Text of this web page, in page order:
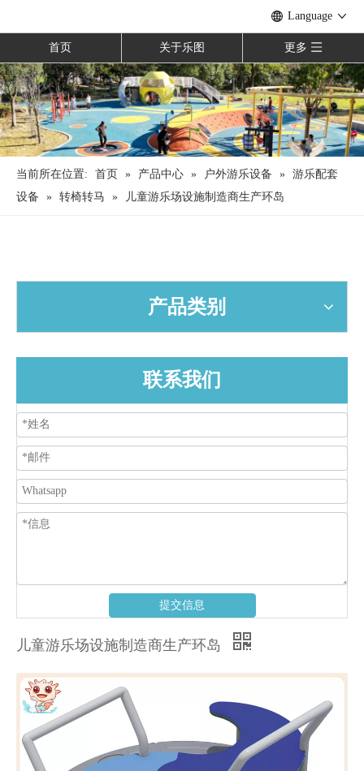
Language
首页 关于乐图 更多
当前所在位置: 首页 » 产品中心 » 户外游乐设备 » 游乐配套
设备
» 转椅转马 » 儿童游乐场设施制造商生产环岛
产品类别
联系我们
提交信息
儿童游乐场设施制造商生产环岛